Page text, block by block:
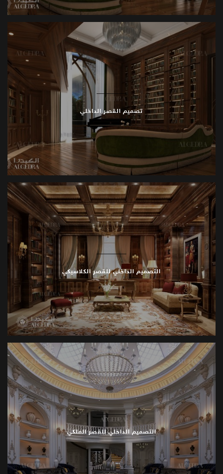
تُعرَّف
بالضوء والمنظور والحجم، مما يخلق مساكن
معاصرة
الباروك والروكوكو
تصميم ديكورات الشاتوهات الداخلية يتضمن الأسقف
النحتية،
التشطيبات
المذهبة، والتفاصيل الدرامية .كل عنصر
والأثر البصري للمكان
المداخل الكبرى
مميزة، مما يوفر انطباعًا أوليًا لافتًا للزوار .
غرف المعيشة
تصميم غرف المعيشة الفاخرة يجمع بين الطابع الاجتماعي
والخصوصية.المواد والتشطيبات والتوزيع يخلق
مساحات
داخلية أنيقة، جذابة، ومنسجمة بصريًا .
الأجنحة الخاصة
تصميم غرف النوم الرئيسية والأجنحة الداخلية يوفر ملاذًا
على
الأسلوب الراقي .
المطابخ وغرف الطعام
تصميم المطابخ الفاخرة وغرف الطعام الرسمية
يدعم
النشاطات
المطبخية والاستقبال. المساحات عملية
لكنها
راقية
بصريًا
المساحات الخارجية
تصميم القصر الداخلي
التصميم الداخلي للقصر الكلاسيكي
التصميم الداخلي للقصر الملكي